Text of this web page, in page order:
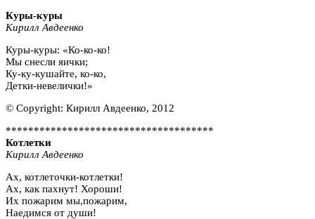
Куры-куры
Кирилл Авдеенко
Куры-куры: «Ко-ко-ко!
Мы снесли яички;
Ку-ку-кушайте, ко-ко,
Детки-невелички!»
© Copyright: Кирилл Авдеенко, 2012
*************************************
Котлетки
Кирилл Авдеенко
Ах, котлеточки-котлетки!
Ах, как пахнут! Хороши!
Их пожарим мы,пожарим,
Наедимся от души!